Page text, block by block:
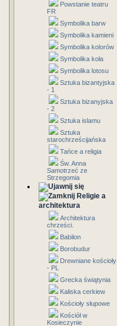
Powstanie teatru
FR
Symbolika barw
Symbolika kamieni
Symbolika kolorów
Symbolika koła
Symbolika lotosu
Sztuka bizantyjska
- 1
Sztuka bizanyjska
- 2
Sztuka islamu
Sztuka
starochrześcijańska
Tańce a religia
Św. Anna
Samotrzeć ze
Strzegomia
Religie a
architektura
Architektura
chrześci.
Babilon
Borobudur
Drewniane kościoły
- PL
Grecka świątynia
Kaliska cerkiew
Kościoły słupowe
Kościół w
Kosieczynie